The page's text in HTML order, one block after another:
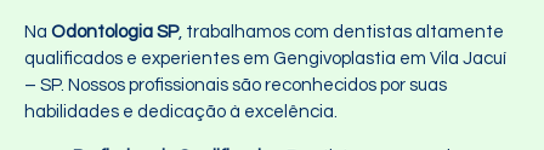
Na Odontologia SP, trabalhamos com dentistas altamente
qualificados e experientes em Gengivoplastia em Vila Jacuí
– SP. Nossos profissionais são reconhecidos por suas
habilidades e dedicação à excelência.